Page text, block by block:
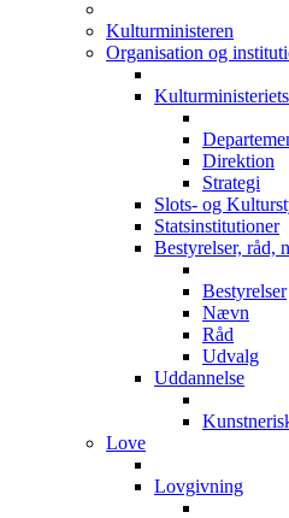
Kulturministeren
Organisation og
Direktion
Strategi
Slots- og
Statsinstitutioner
Bestyrelser, råd,
Bestyrelser
Nævn
Råd
Udvalg
Uddannelse
Love
Lovgivning